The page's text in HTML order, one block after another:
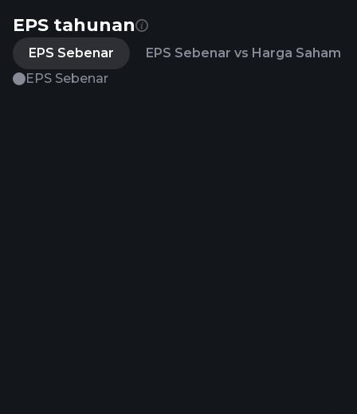
EPS tahunan
EPS Sebenar
EPS Sebenar vs Harga Saham
EPS Sebenar